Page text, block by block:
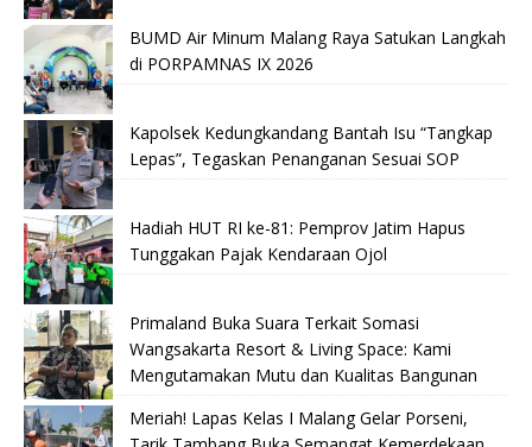
BUMD Air Minum Malang Raya Satukan Langkah
di PORPAMNAS IX 2026
Kapolsek Kedungkandang Bantah Isu “Tangkap
Lepas”, Tegaskan Penanganan Sesuai SOP
Hadiah HUT RI ke-81: Pemprov Jatim Hapus
Tunggakan Pajak Kendaraan Ojol
Primaland Buka Suara Terkait Somasi
Wangsakarta Resort & Living Space: Kami
Mengutamakan Mutu dan Kualitas Bangunan
Meriah! Lapas Kelas I Malang Gelar Porseni,